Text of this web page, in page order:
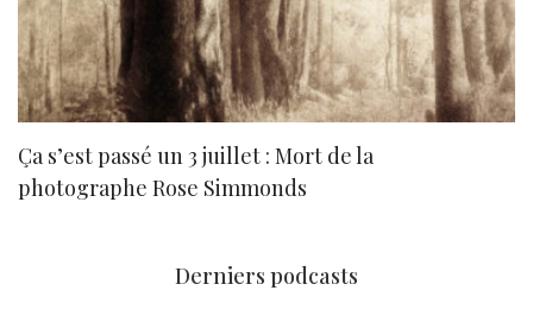
Ça s’est passé un 3 juillet : Mort de la
photographe Rose Simmonds
Derniers podcasts